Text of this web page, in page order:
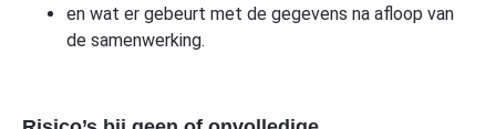
en wat er gebeurt met de gegevens na afloop van
de samenwerking.